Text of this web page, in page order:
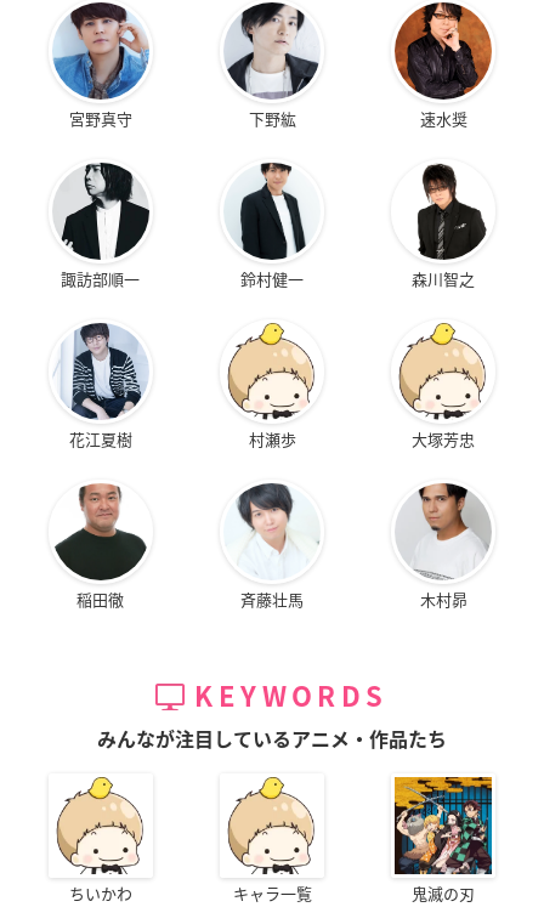
宮野真守 下野紘 速水奨
諏訪部順一 鈴村健一 森川智之
花江夏樹 村瀬歩 大塚芳忠
稲田徹 斉藤壮馬 木村昴
KEYWORDS
みんなが注目しているアニメ・作品たち
ちいかわ キャラ一覧 鬼滅の刃